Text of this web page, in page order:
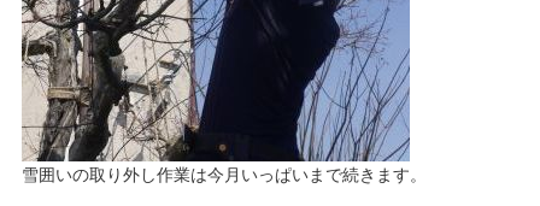
雪囲いの取り外し作業は今月いっぱいまで続きます。